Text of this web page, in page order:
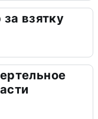
взятку